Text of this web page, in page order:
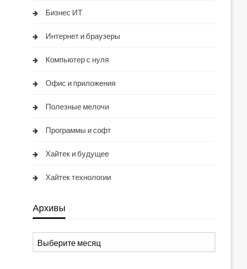
Бизнес ИТ
Интернет и браузеры
Компьютер с нуля
Офис и приложения
Полезные мелочи
Программы и софт
Хайтек и будущее
Хайтек технологии
Архивы
Архивы